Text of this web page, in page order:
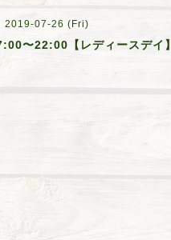
2019-07-26 (Fri)
〜22:00【レディースデイ】